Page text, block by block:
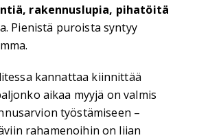
rakennuslupia, pihatöitä
Pienistä puroista syntyy
kannattaa kiinnittää
aikaa myyjä on valmis
työstämiseen –
rahamenoihin on liian